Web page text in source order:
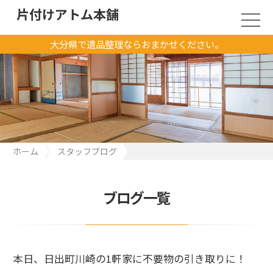
大分県で遺品整理ならおまかせください。
片付けアトム本舗
ホーム
スタッフブログ
ブログ一覧
本日、日出町川崎の1軒家に不要物の引き取りに！